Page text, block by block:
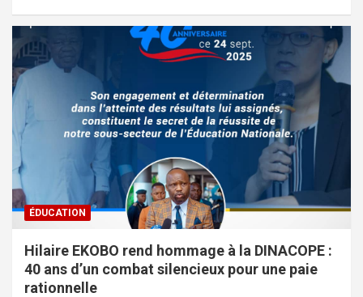
ÉDUCATION
Hilaire EKOBO rend hommage à la DINACOPE :
40 ans d’un combat silencieux pour une paie
rationnelle